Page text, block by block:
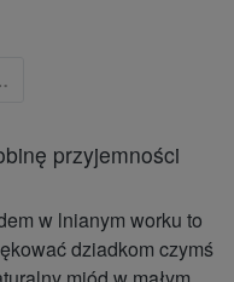
przyjemności
w lnianym worku to
dziadkom czymś